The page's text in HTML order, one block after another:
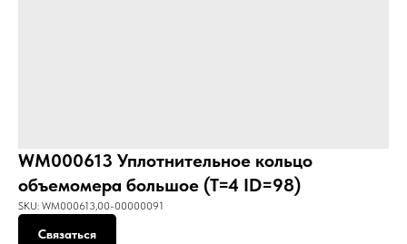
WM000613 Уплотнительное кольцо
объемомера большое (T=4 ID=98)
SKU: WM000613,00-00000091
Связаться